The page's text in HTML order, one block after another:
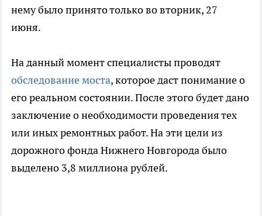
нему было принято только во вторник, 27
июня.
На данный момент специалисты проводят
обследование моста, которое даст понимание о
его реальном состоянии. После этого будет дано
заключение о необходимости проведения тех
или иных ремонтных работ. На эти цели из
дорожного фонда Нижнего Новгорода было
выделено 3,8 миллиона рублей.